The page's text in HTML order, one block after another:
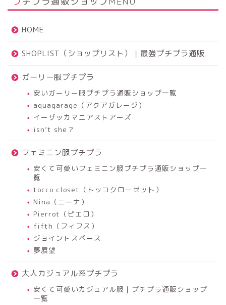
HOME
SHOPLIST（ショップリスト）｜最強プチプラ通販
ガーリー服プチプラ
安いガーリー服プチプラ通販ショップ一覧
aquagarage（アクアガレージ）
イーザッカマニアストアーズ
isn’t she？
フェミニン服プチプラ
安くて可愛いフェミニン服プチプラ通販ショップ一
覧
tocco closet（トッコクローゼット）
Nina（ニーナ）
Pierrot（ピエロ）
fifth（フィフス）
ジョイントスペース
夢展望
大人カジュアル系プチプラ
安くて可愛いカジュアル服｜プチプラ通販ショップ
一覧